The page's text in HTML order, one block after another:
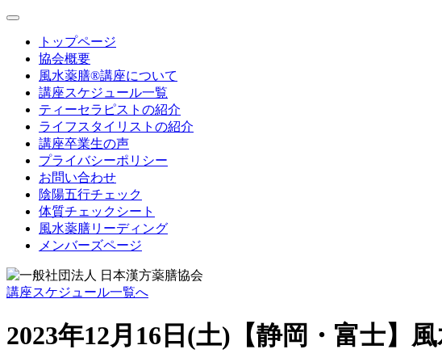
toggle
navigationトップページ
協会概要
風水薬膳®講座について
講座スケジュール一覧
ティーセラピストの紹介
ライフスタイリストの紹介
講座卒業生の声
プライバシーポリシー
お問い合わせ
陰陽五行チェック
体質チェックシート
風水薬膳リーディング
メンバーズページ
講座スケジュール一覧へ
2023年12月16日(土)【静岡・富士】